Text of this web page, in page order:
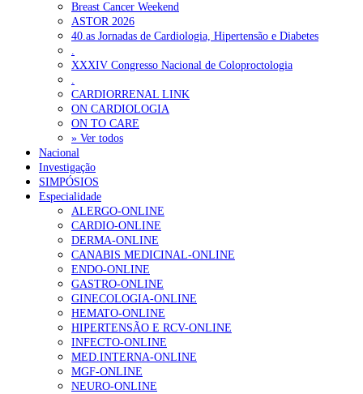
Breast Cancer Weekend
ASTOR 2026
40.as Jornadas de Cardiologia, Hipertensão e Diabetes
.
XXXIV Congresso Nacional de Coloproctologia
.
CARDIORRENAL LINK
ON CARDIOLOGIA
ON TO CARE
» Ver todos
Nacional
Investigação
SIMPÓSIOS
Especialidade
ALERGO-ONLINE
CARDIO-ONLINE
DERMA-ONLINE
CANABIS MEDICINAL-ONLINE
ENDO-ONLINE
GASTRO-ONLINE
GINECOLOGIA-ONLINE
HEMATO-ONLINE
HIPERTENSÃO E RCV-ONLINE
INFECTO-ONLINE
MED.INTERNA-ONLINE
MGF-ONLINE
NEURO-ONLINE